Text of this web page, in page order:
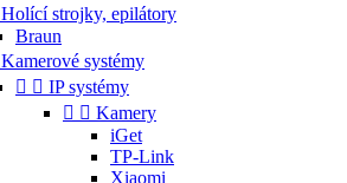
Holící strojky, epilátory
Braun
Kamerové systémy
  IP systémy
  Kamery
iGet
TP-Link
Xiaomi